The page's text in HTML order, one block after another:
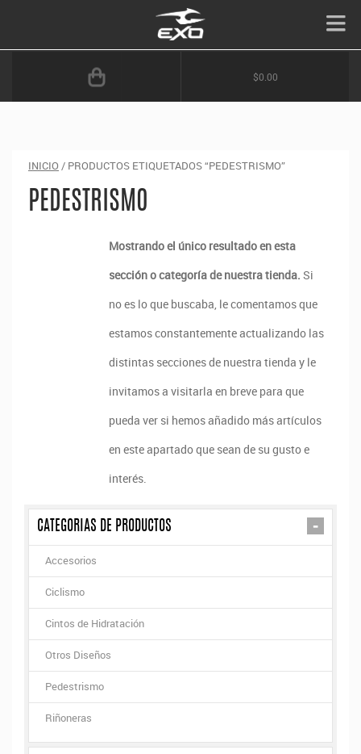
$0.00
INICIO / PRODUCTOS ETIQUETADOS “PEDESTRISMO”
PEDESTRISMO
Mostrando el único resultado en esta
sección o categoría de nuestra tienda. Si
no es lo que buscaba, le comentamos que
estamos constantemente actualizando las
distintas secciones de nuestra tienda y le
invitamos a visitarla en breve para que
pueda ver si hemos añadido más artículos
en este apartado que sean de su gusto e
interés.
-
CATEGORIAS DE PRODUCTOS
Accesorios
Ciclismo
Cintos de Hidratación
Otros Diseños
Pedestrismo
Riñoneras